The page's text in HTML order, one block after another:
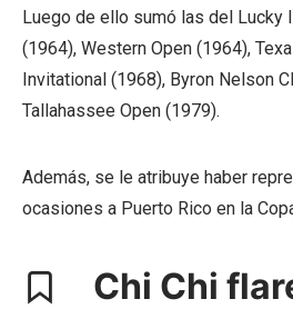
Luego de ello sumó las del Lucky
(1964), Western Open (1964),
Invitational (1968), Byron Nelson
Tallahassee Open (1979).
Además, se le atribuye haber
ocasiones a Puerto Rico en la
Chi Chi